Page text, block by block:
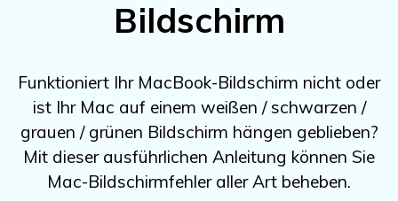
Unbegrenzte Daten vom Mac-System
wiederherstellen
Recoverit kostenlos
wiederherstellen
ALLE FUNKTIONEN ENTDECKEN
search
Bildschirm
Funktioniert Ihr MacBook-Bildschirm nicht oder
ist Ihr Mac auf einem weißen / schwarzen /
grauen / grünen Bildschirm hängen geblieben?
Mit dieser ausführlichen Anleitung können Sie
Mac-Bildschirmfehler aller Art beheben.